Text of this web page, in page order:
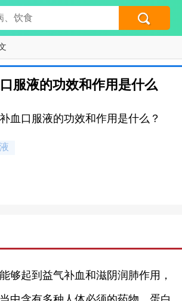
服液的功效和作用是什么
血口服液的功效和作用是什么？
够起到益气补血和滋阴润肺作用，